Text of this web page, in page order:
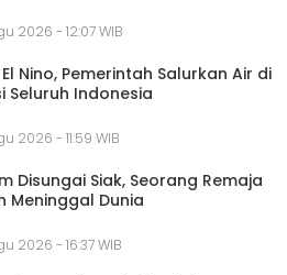
2026 - 12:07 WIB
Nino, Pemerintah Salurkan Air di
Seluruh Indonesia
2026 - 11:59 WIB
Disungai Siak, Seorang Remaja
Meninggal Dunia
2026 - 16:37 WIB